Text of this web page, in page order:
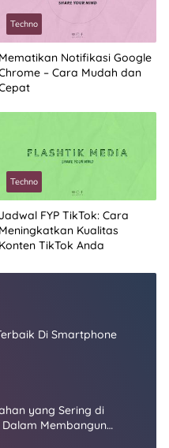
Techno
Mematikan Notifikasi Google
– Cara Mudah dan
Techno
Jadwal FYP TikTok: Cara
Meningkatkan Kualitas
Konten TikTok Anda
Di Smartphone
yang Sering di
Membangun